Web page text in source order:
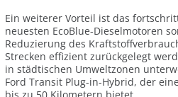
Ein weiterer Vorteil ist das
neuesten EcoBlue-Dieselmotoren
Reduzierung des
Strecken effizient zurückgelegt
in städtischen Umweltzonen
Ford Transit Plug-in-Hybrid, der